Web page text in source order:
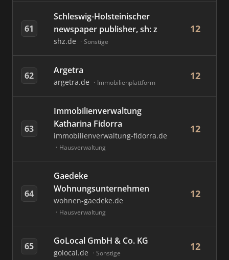
61
Schleswig-Holsteinischer
newspaper publisher, sh: z
shz.de Sonstige
12
62 Argetra
argetra.de Immobilienplattform
12
63
Immobilienverwaltung
Katharina Fidorra
immobilienverwaltung-fidorra.de
Hausverwaltung
12
64
Gaedeke
Wohnungsunternehmen
wohnen-gaedeke.de
Hausverwaltung
12
65 GoLocal GmbH & Co. KG
golocal.de Sonstige
12